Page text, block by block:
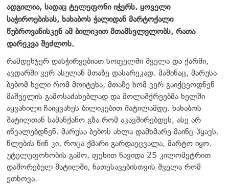
ადგილია, სადაც ტელეფონი იჭერს. ყოველი
საჭიროებისას, ხახაბოს ჭალიდან მარტოქალი
წუბროვანისკენ ამ ბილიკით მთამსვლელობს, რათა
დარეკვა შეძლოს.
რამდენჯერ დასჭირვებიათ სოფელში შველა და ქარში,
ავდარში ვერ ასულან მთაზე დასარეკად. მაშინაც, მარუსა
ბებომ ხელი რომ მოიტეხა, მთაზე ხომ ვერ გაიქცეოდნენ
მაშველის გამოსაძახებლად და მოლაშქრეებმა ხელში
აყვანილი ჩაიყვანეს ბილიკებით შატილამდე. ხახაბოს
შატილთან სამანქანო გზა რომ აკავშირებდეს, ასე არ
იწვალებდნენ. მარუსა ბებოს ახლა დამხმარე მაინც ჰყავს.
წლების წინ კი, როცა ქმარი გარდაეცვალა, მარტო იყო.
უტელეფონობის გამო, ფეხით წავიდა 25 კილომეტრით
დაშორებულ შატილში, ნათესავებისთვის შველა რომ
ეთხოვა.